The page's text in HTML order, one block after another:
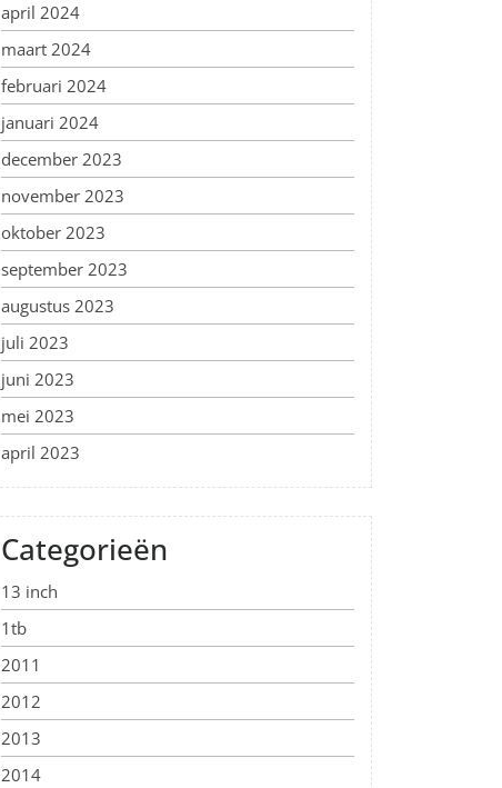
april 2024
maart 2024
februari 2024
januari 2024
december 2023
november 2023
oktober 2023
september 2023
augustus 2023
juli 2023
juni 2023
mei 2023
april 2023
Categorieën
13 inch
1tb
2011
2012
2013
2014